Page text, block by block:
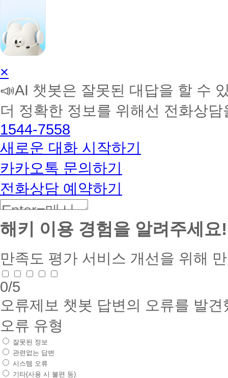
AI
학
습
토
커
BETA
×
📣AI 챗봇은 잘못된 대답을 할 수
더 정확한 정보를 위해선 전화상
1544-7558
새로운 대화 시작하기
카카오톡 문의하기
전화상담 예약하기
해키 이용 경험을 알려주세요!
만족도 평가 서비스 개선을 위해
0/5
오류제보 챗봇 답변의 오류를 발
오류 유형
잘못된 정보
관련없는 답변
시스템 오류
기타(사용 시 불편 등)